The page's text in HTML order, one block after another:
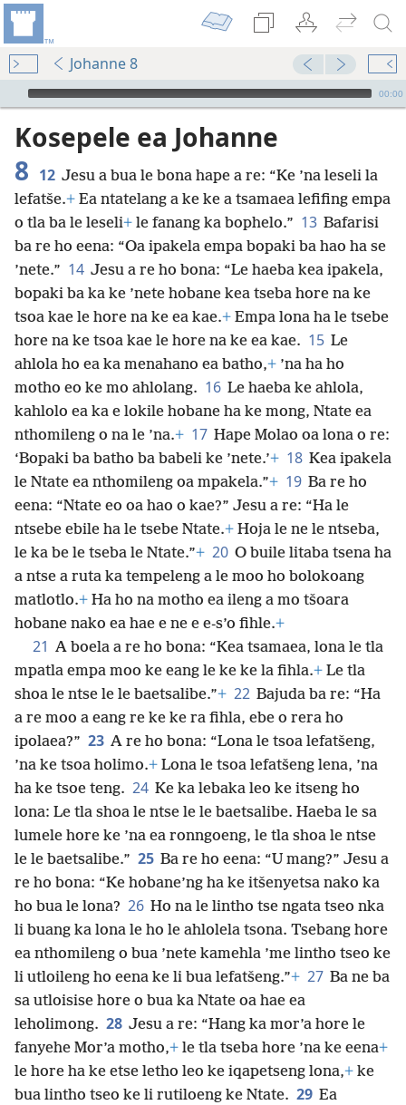
Johanne 8
Audio Player
00:00
Kosepele ea Johanne
8 12 Jesu a bua le bona hape a re: “Ke ’na leseli la
lefatše.+ Ea ntatelang a ke ke a tsamaea lefifing empa
o tla ba le leseli+ le fanang ka bophelo.” 13 Bafarisi
ba re ho eena: “Oa ipakela empa bopaki ba hao ha se
’nete.” 14 Jesu a re ho bona: “Le haeba kea ipakela,
bopaki ba ka ke ’nete hobane kea tseba hore na ke
tsoa kae le hore na ke ea kae.+ Empa lona ha le tsebe
hore na ke tsoa kae le hore na ke ea kae. 15 Le
ahlola ho ea ka menahano ea batho,+ ’na ha ho
motho eo ke mo ahlolang. 16 Le haeba ke ahlola,
kahlolo ea ka e lokile hobane ha ke mong, Ntate ea
nthomileng o na le ’na.+ 17 Hape Molao oa lona o re:
‘Bopaki ba batho ba babeli ke ’nete.’+ 18 Kea ipakela
le Ntate ea nthomileng oa mpakela.”+ 19 Ba re ho
eena: “Ntate eo oa hao o kae?” Jesu a re: “Ha le
ntsebe ebile ha le tsebe Ntate.+ Hoja le ne le ntseba,
le ka be le tseba le Ntate.”+ 20 O buile litaba tsena ha
a ntse a ruta ka tempeleng a le moo ho bolokoang
matlotlo.+ Ha ho na motho ea ileng a mo tšoara
hobane nako ea hae e ne e e-s’o fihle.+
21 A boela a re ho bona: “Kea tsamaea, lona le tla
mpatla empa moo ke eang le ke ke la fihla.+ Le tla
shoa le ntse le le baetsalibe.”+ 22 Bajuda ba re: “Ha
a re moo a eang re ke ke ra fihla, ebe o rera ho
ipolaea?” 23 A re ho bona: “Lona le tsoa lefatšeng,
’na ke tsoa holimo.+ Lona le tsoa lefatšeng lena, ’na
ha ke tsoe teng. 24 Ke ka lebaka leo ke itseng ho
lona: Le tla shoa le ntse le le baetsalibe. Haeba le sa
lumele hore ke ’na ea ronngoeng, le tla shoa le ntse
le le baetsalibe.” 25 Ba re ho eena: “U mang?” Jesu a
re ho bona: “Ke hobane’ng ha ke itšenyetsa nako ka
ho bua le lona? 26 Ho na le lintho tse ngata tseo nka
li buang ka lona le ho le ahlolela tsona. Tsebang hore
ea nthomileng o bua ’nete kamehla ’me lintho tseo ke
li utloileng ho eena ke li bua lefatšeng.”+ 27 Ba ne ba
sa utloisise hore o bua ka Ntate oa hae ea
leholimong. 28 Jesu a re: “Hang ka mor’a hore le
fanyehe Mor’a motho,+ le tla tseba hore ’na ke eena+
le hore ha ke etse letho leo ke iqapetseng lona,+ ke
bua lintho tseo ke li rutiloeng ke Ntate. 29 Ea